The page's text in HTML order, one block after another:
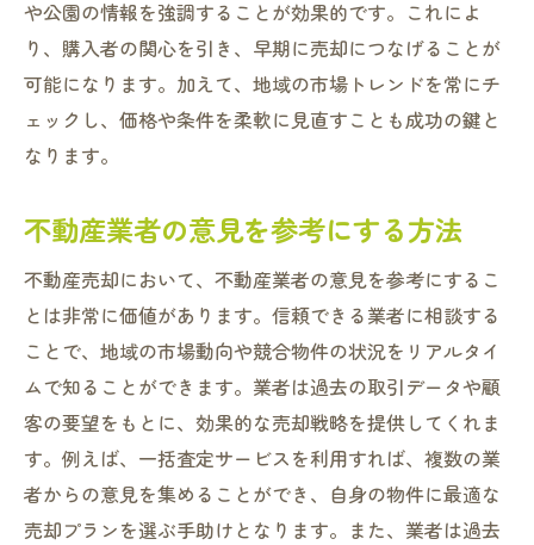
や公園の情報を強調することが効果的です。これによ
り、購入者の関心を引き、早期に売却につなげることが
可能になります。加えて、地域の市場トレンドを常にチ
ェックし、価格や条件を柔軟に見直すことも成功の鍵と
なります。
不動産業者の意見を参考にする方法
不動産売却において、不動産業者の意見を参考にするこ
とは非常に価値があります。信頼できる業者に相談する
ことで、地域の市場動向や競合物件の状況をリアルタイ
ムで知ることができます。業者は過去の取引データや顧
客の要望をもとに、効果的な売却戦略を提供してくれま
す。例えば、一括査定サービスを利用すれば、複数の業
者からの意見を集めることができ、自身の物件に最適な
売却プランを選ぶ手助けとなります。また、業者は過去